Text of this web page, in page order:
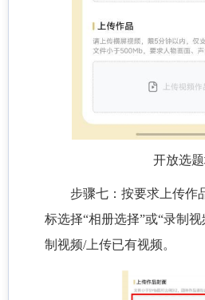
开放选
步骤七：按要求上传作
标选择“相册选择”或“录制
制视频/上传已有视频。